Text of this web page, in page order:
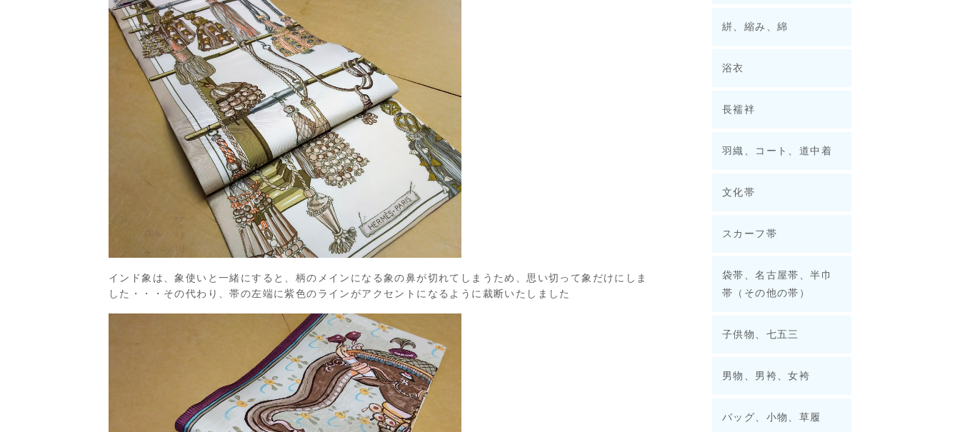
インド象は、象使いと一緒にすると、柄のメインになる象の鼻が切れてしまうため、思い切って象だけにしま
した・・・その代わり、帯の左端に紫色のラインがアクセントになるように裁断いたしました
絣、縮み、綿
浴衣
長襦袢
羽織、コート、道中着
文化帯
スカーフ帯
袋帯、名古屋帯、半巾
帯（その他の帯）
子供物、七五三
男物、男袴、女袴
バッグ、小物、草履